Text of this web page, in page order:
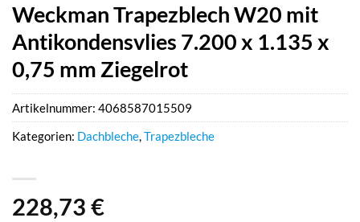
Weckman Trapezblech W20 mit
Antikondensvlies 7.200 x 1.135 x
0,75 mm Ziegelrot
228,73 €
Artikelnummer: 4068587015509
Kategorien: Dachbleche,Trapezbleche